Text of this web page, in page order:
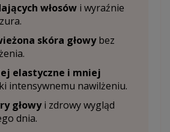
włosów i wyraźnie
skóra głowybez
elastyczne i mniej
intensywnemu nawilżeniu.
głowyi zdrowy wygląd
dnia.